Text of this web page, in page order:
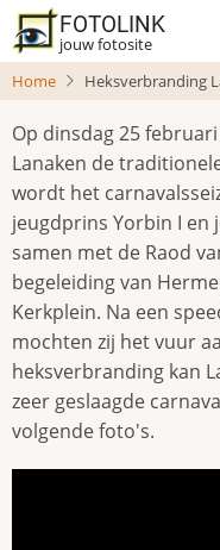
Overslaan
en
naar
inhoud
gaan
FOTOLINK
jouw fotosite
Home
Heksverbranding
Op dinsdag 25
Lanaken de
wordt het
jeugdprins Yorbin I en
samen met de Raod
begeleiding van
Kerkplein. Na een
mochten zij het vuur
heksverbranding kan
zeer geslaagde
volgende foto's.